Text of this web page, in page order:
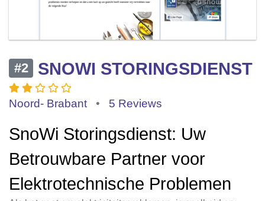
#2 SNOWI STORINGSDIENST
Noord- Brabant • 5 Reviews
SnoWi Storingsdienst: Uw
Betrouwbare Partner voor
Elektrotechnische Problemen